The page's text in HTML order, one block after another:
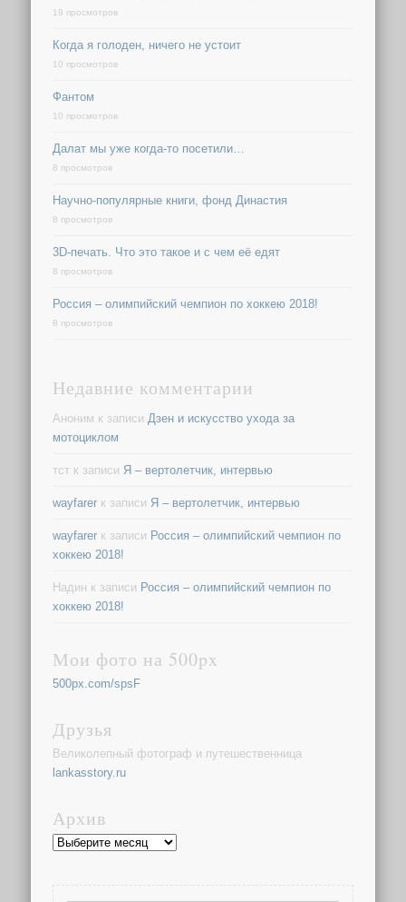
19 просмотров
Когда я голоден, ничего не устоит
10 просмотров
Фантом
10 просмотров
Далат мы уже когда-то посетили…
8 просмотров
Научно-популярные книги, фонд Династия
8 просмотров
3D-печать. Что это такое и с чем её едят
8 просмотров
Россия – олимпийский чемпион по хоккею 2018!
8 просмотров
Недавние комментарии
Аноним к записи Дзен и искусство ухода за
мотоциклом
тст к записи Я – вертолетчик, интервью
wayfarer к записи Я – вертолетчик, интервью
wayfarer к записи Россия – олимпийский чемпион по
хоккею 2018!
Надин к записи Россия – олимпийский чемпион по
хоккею 2018!
Мои фото на 500px
500px.com/spsF
Друзья
Великолепный фотограф и путешественница
lankasstory.ru
Архив
Архив